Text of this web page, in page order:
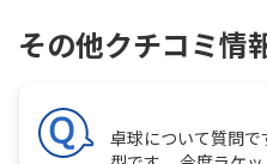
その他クチコミ情
卓球について質問